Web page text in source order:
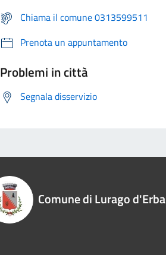
Chiama il comune 0313599511
Prenota un appuntamento
Problemi in città
Segnala disservizio
Comune di Lurago d'Erba